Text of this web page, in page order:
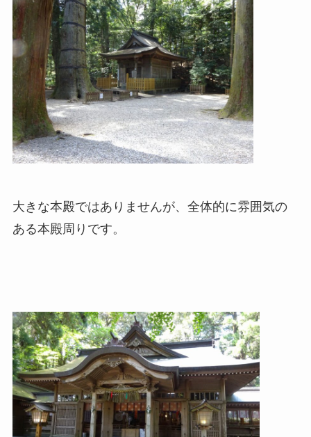
大きな本殿ではありませんが、全体的に雰囲気の
ある本殿周りです。